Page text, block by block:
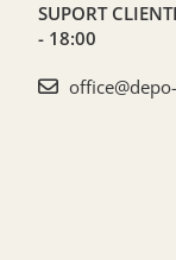
SUPORT CLIENTI
- 18:00